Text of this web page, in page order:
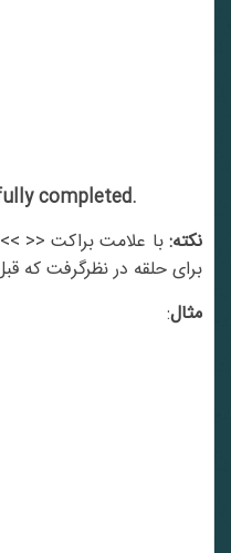
completed.
نکته:
برای حلقه در نظرگرفت که قبل
مثال: